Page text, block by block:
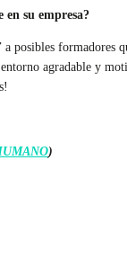
en su empresa?
posibles
agradable y
)